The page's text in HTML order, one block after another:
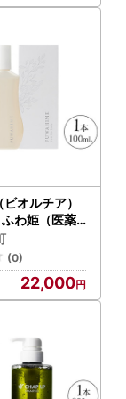
オルチア）
わ姫（医薬
(0)
22,000